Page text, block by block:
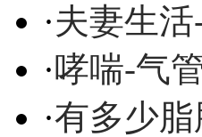
·夫妻生
·哮喘-气
·有多少